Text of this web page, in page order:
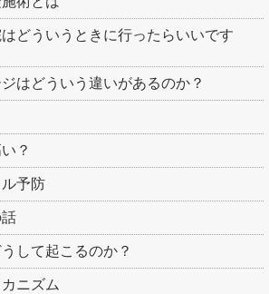
どういうときに行ったらいいです
はどういう違いがあるのか？
？
予防
して起こるのか？
ニズム